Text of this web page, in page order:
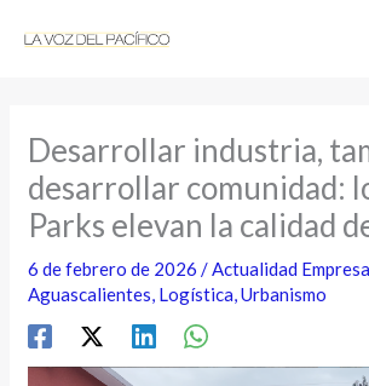
Desarrollar industria,
desarrollar comunidad:
Parks elevan la calidad
6 de febrero de 2026/Actualidad
Aguascalientes, Logística,Urbanismo